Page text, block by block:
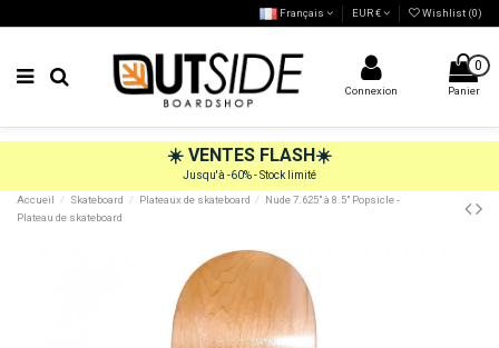
Français EUR € Wishlist (0)
Connexion
0
Panier
☀️ VENTES FLASH☀️
Jusqu'à -60% - Stock limité
Accueil
Skateboard Plateaux de skateboard
Nude 7.625" à 8.5" Popsicle -
Plateau de skateboard